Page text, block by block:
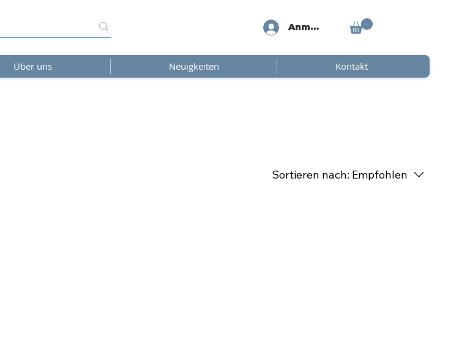
Anmelden
Über uns Neuigkeiten Kontakt
Sortieren nach: Empfohlen